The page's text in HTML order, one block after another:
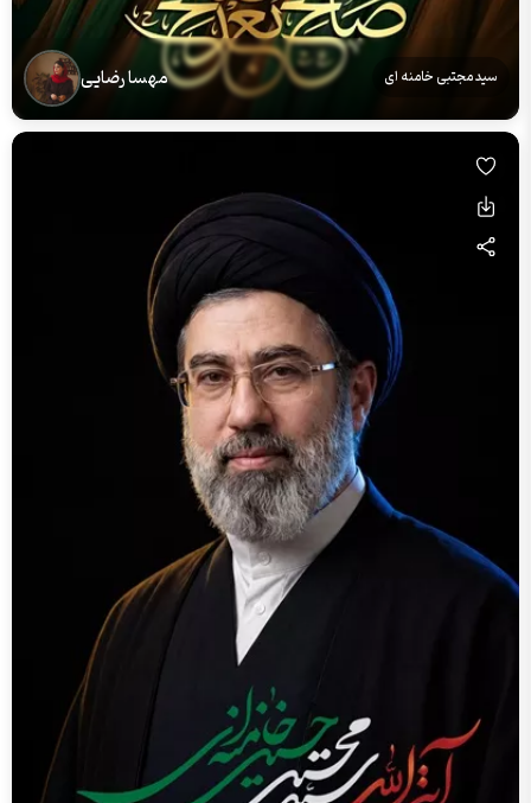
سید مجتبی خامنه ای مهسا رضایی